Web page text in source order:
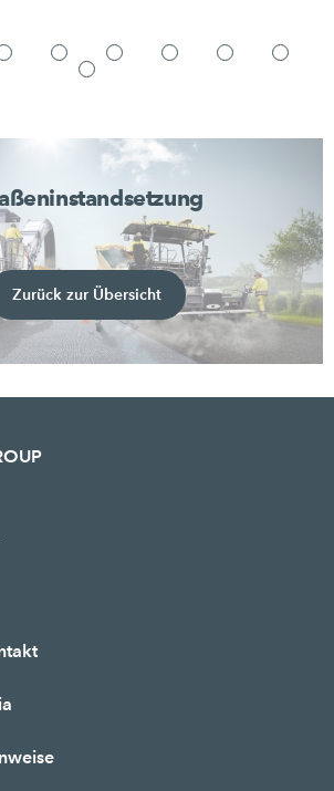
Zurück zur Übersicht